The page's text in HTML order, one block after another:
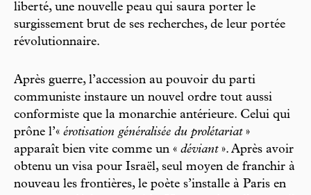
liberté, une nouvelle peau qui saura porter le
surgissement brut de ses recherches, de leur portée
révolutionnaire.
Après guerre, l’accession au pouvoir du parti
communiste instaure un nouvel ordre tout aussi
conformiste que la monarchie antérieure. Celui qui
prône l’« érotisation généralisée du prolétariat»
apparaît bien vite comme un « déviant». Après avoir
obtenu un visa pour Israël, seul moyen de franchir à
nouveau les frontières, le poète s’installe à Paris en